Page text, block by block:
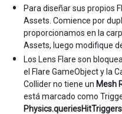
Para diseñar sus propios
Assets. Comience por
proporcionamos en la
Assets, luego modifique
Los Lens Flare son
el Flare GameObject y la
Collider no tiene un Mesh
está marcado como
Physics.queriesHitTriggers